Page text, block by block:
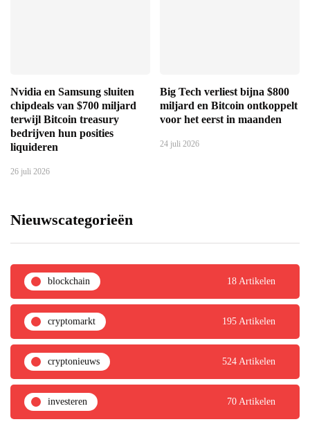
Nvidia en Samsung sluiten
chipdeals van $700 miljard
terwijl Bitcoin treasury
bedrijven hun posities
liquideren
26 juli 2026
Big Tech verliest bijna $800
miljard en Bitcoin ontkoppelt
voor het eerst in maanden
24 juli 2026
Nieuwscategorieën
blockchain 18 Artikelen
cryptomarkt 195 Artikelen
cryptonieuws 524 Artikelen
investeren 70 Artikelen